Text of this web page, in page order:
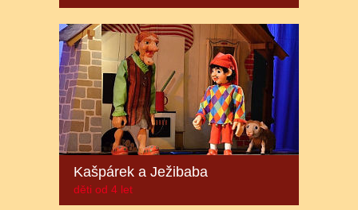
Kašpárek a Ježibaba
děti od 4 let